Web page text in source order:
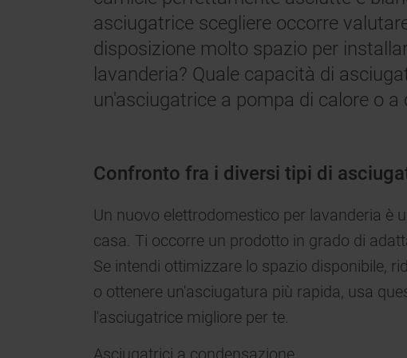
asciugatrice scegliere occorre
disposizione molto spazio per
lavanderia? Quale capacità di
un'asciugatrice a pompa di calore o a
Confronto fra i diversi tipi di
Un nuovo elettrodomestico per lavanderia è
casa. Ti occorre un prodotto in grado di
Se intendi ottimizzare lo spazio disponibile,
o ottenere un'asciugatura più rapida, usa
l'asciugatrice migliore per te.
Asciugatrici a condensazione